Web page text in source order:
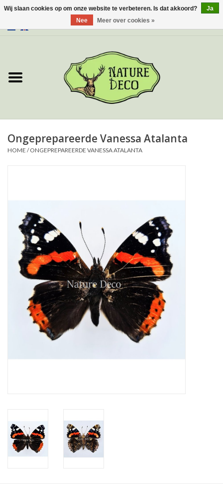
Over ons
Nieuw
Insecten
Prepareerbenodigdheden
Lijsten & Stolpen
Schedels & skeletten
Huiden & vachten
Hoorns & Geweien
Ongeprepareerde Vanessa Atalanta
HOME /ONGEPREPAREERDE VANESSA ATALANTA
Wij slaan cookies op om onze website te verbeteren. Is dat akkoord?
Ja
Nee
Meer over cookies »